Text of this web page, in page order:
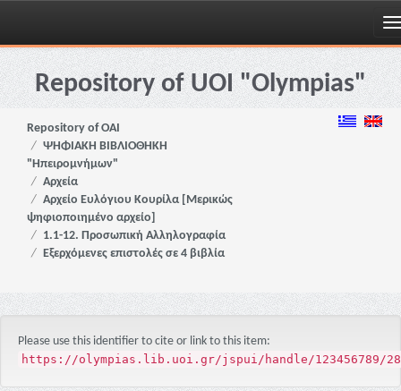
Skip
navigationRepository of UOI "Olympias"
Repository of OAI
ΨΗΦΙΑΚΗ ΒΙΒΛΙΟΘΗΚΗ
"Ηπειρομνήμων"
Αρχεία
Αρχείο Ευλόγιου Κουρίλα [Μερικώς
ψηφιοποιημένο αρχείο]
1.1-12. Προσωπική Αλληλογραφία
Εξερχόμενες επιστολές σε 4 βιβλία
Please use this identifier to cite or link to this item:
https://olympias.lib.uoi.gr/jspui/handle/123456789/